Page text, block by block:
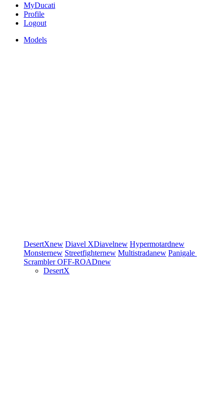
MyDucati
Profile
Logout
Models
DesertXnew Diavel XDiavelnew Hypermotardnew
Monsternew Streetfighternew Multistradanew Panigale
ScramblerOFF-ROADnew
DesertX